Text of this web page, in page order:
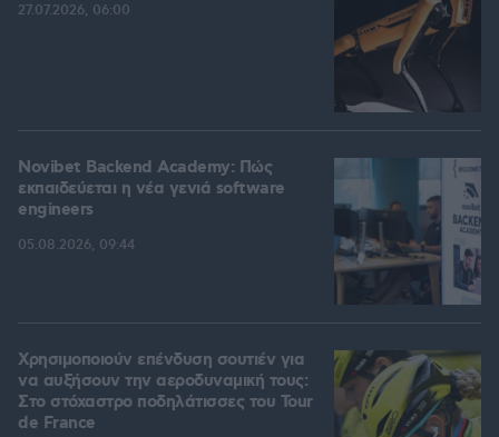
27.07.2026, 06:00
Novibet Backend Academy: Πώς
εκπαιδεύεται η νέα γενιά software
engineers
05.08.2026, 09:44
Χρησιμοποιούν επένδυση σουτιέν για
να αυξήσουν την αεροδυναμική τους:
Στο στόχαστρο ποδηλάτισσες του Tour
de France